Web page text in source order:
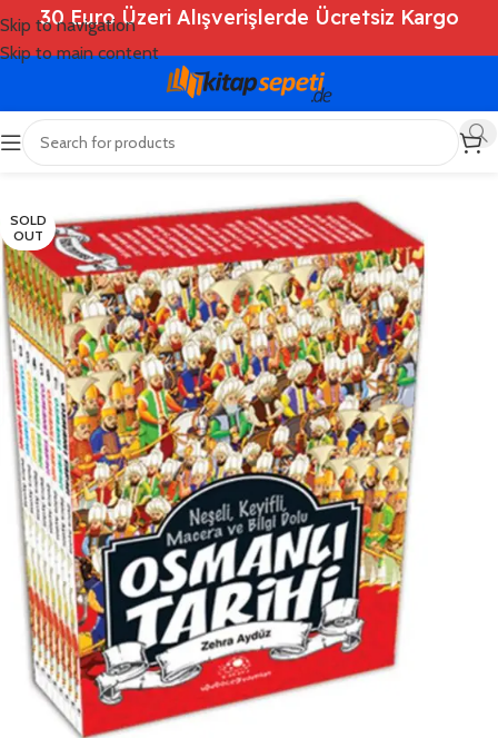
Skip to navigation
Skip to main content
30 Euro Üzeri Alışverişlerde Ücretsiz Kargo
Ana Sayfa Shop
SOLD
OUT